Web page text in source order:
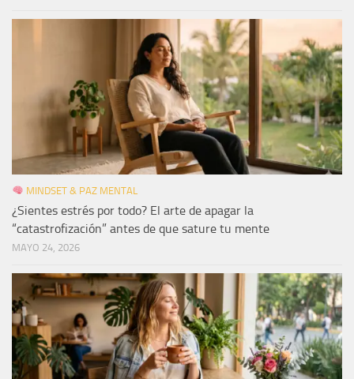
MINDSET & PAZ MENTAL
¿Sientes estrés por todo? El arte de apagar la
“catastrofización” antes de que sature tu mente
MAYO 24, 2026